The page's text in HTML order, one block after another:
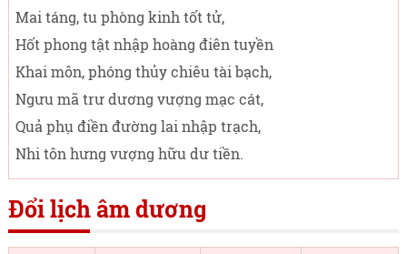
Mai táng, tu phòng kinh tốt tử,
Hốt phong tật nhập hoàng điên tuyền
Khai môn, phóng thủy chiêu tài bạch,
Ngưu mã trư dương vượng mạc cát,
Quả phụ điền đường lai nhập trạch,
Nhi tôn hưng vượng hữu dư tiền.
Đổi lịch âm dương